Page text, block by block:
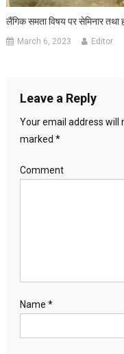
लैंगिक समता विषय पर सेमिनार
March 6, 2023 Editor
Leave a Reply
Your email address will
marked *
Comment
Name *